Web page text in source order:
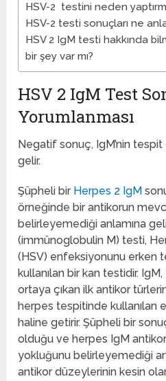
HSV-2 testini neden
HSV-2 testi sonuçları ne
HSV 2 IgM testi hakkında
bir şey var mı?
HSV 2 IgM Test
Yorumlanması
Negatif sonuç, IgM’nin
gelir.
Şüpheli bir Herpes 2 IgM
örneğinde bir antikorun
belirleyemediği anlamına
(immünoglobulin M) testi,
(HSV) enfeksiyonunu erken
kullanılan bir kan testidir.
ortaya çıkan ilk antikor
herpes tespitinde kullanılan
haline getirir. Şüpheli bir
olduğu ve herpes IgM
yokluğunu belirleyemediği
antikor düzeylerinin kesin